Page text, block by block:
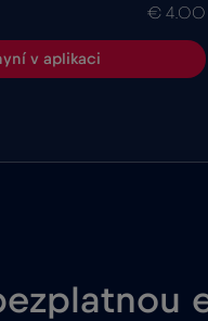
€ 4.00
v aplikaci